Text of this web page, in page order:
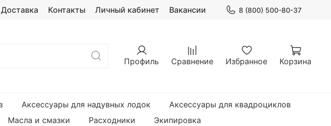
Доставка Контакты Личный кабинет Вакансии 8 (800) 500-80-37
Профиль Сравнение Избранное Корзина
Аксессуары для надувных лодок
Аксессуары для квадроциклов
Масла и смазки Расходники
Экипировка